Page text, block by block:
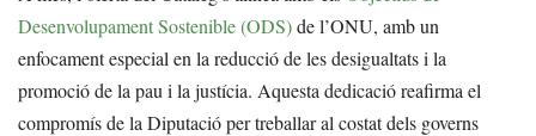
Desenvolupament Sostenible (ODS)de l’ONU, amb un
enfocament especial en la reducció de les desigualtats i la
promoció de la pau i la justícia. Aquesta dedicació reafirma el
compromís de la Diputació per treballar al costat dels governs